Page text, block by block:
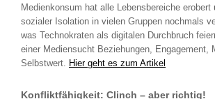
Medienkonsum hat alle Lebensbereiche
sozialer Isolation in vielen Gruppen nochmals
was Technokraten als digitalen Durchbruch
einer Mediensucht Beziehungen, Engagement,
Selbstwert. Hier geht es zum Artikel
Konfliktfähigkeit: Clinch – aber richtig!